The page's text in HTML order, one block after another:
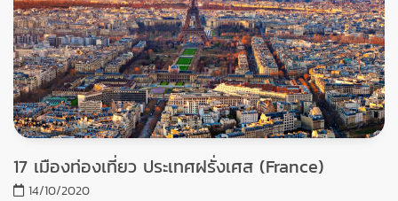
17 เมืองท่องเที่ยว ประเทศฝรั่งเศส (France)
14/10/2020